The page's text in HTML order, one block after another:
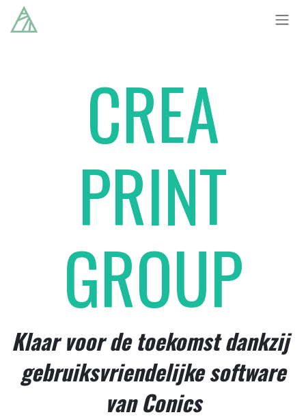
Overslaan naar inhoud
CREA
PRINT
GROUP
Klaar voor de toekomst dankzij
gebruiksvriendelijke software
van Conics